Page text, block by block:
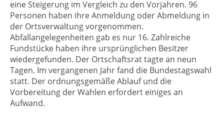
eine Steigerung im Vergleich zu den Vorjahren. 96
Personen haben ihre Anmeldung oder Abmeldung in
der Ortsverwaltung vorgenommen.
Abfallangelegenheiten gab es nur 16. Zahlreiche
Fundstücke haben ihre ursprünglichen Besitzer
wiedergefunden. Der Ortschaftsrat tagte an neun
Tagen. Im vergangenen Jahr fand die Bundestagswahl
statt. Der ordnungsgemäße Ablauf und die
Vorbereitung der Wahlen erfordert einiges an
Aufwand.